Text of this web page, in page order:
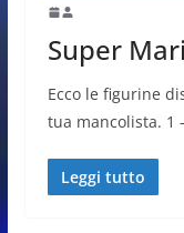
Super
Ecco le figurine
tua mancolista. 1
Leggi tutto